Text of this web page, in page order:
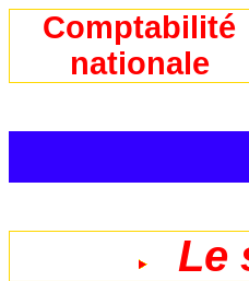
Comptabilité
nationale
Le